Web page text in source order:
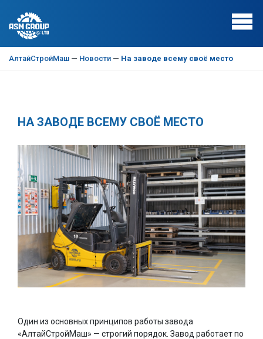
АлтайСтройМаш — Новости — На заводе всему своё место
НА ЗАВОДЕ ВСЕМУ СВОЁ МЕСТО
Один из основных принципов работы завода
«АлтайСтройМаш» — строгий порядок. Завод работает по